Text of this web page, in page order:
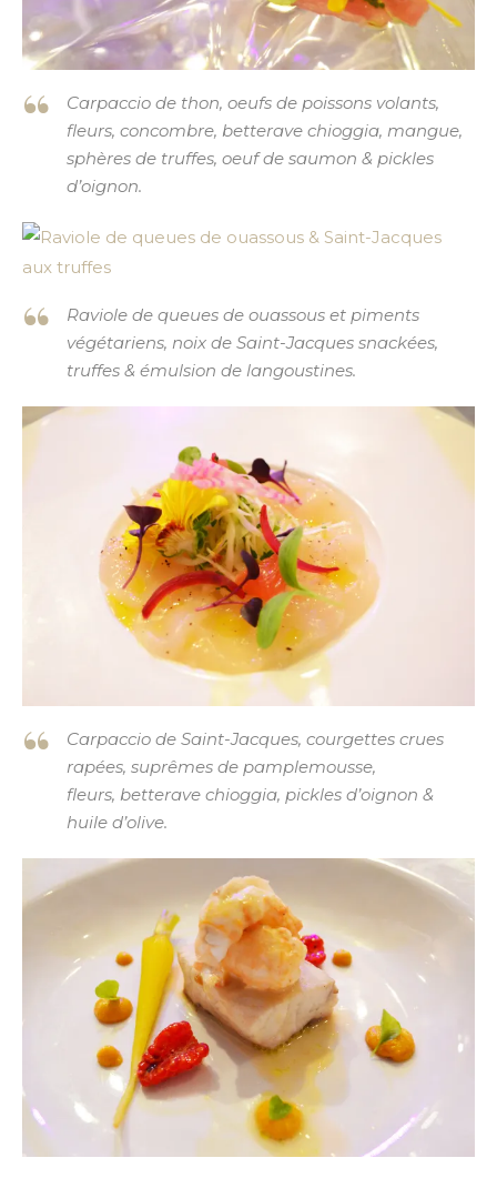
Carpaccio de thon, oeufs de poissons volants,
fleurs, concombre, betterave chioggia, mangue,
sphères de truffes, oeuf de saumon & pickles
d’oignon.
Raviole de queues de ouassous et piments
végétariens, noix de Saint-Jacques snackées,
truffes & émulsion de langoustines.
Carpaccio de Saint-Jacques, courgettes crues
rapées, suprêmes de pamplemousse,
fleurs, betterave chioggia, pickles d’oignon &
huile d’olive.